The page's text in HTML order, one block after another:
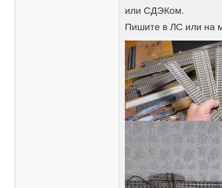
или СДЭКом.
Пишите в ЛС или на